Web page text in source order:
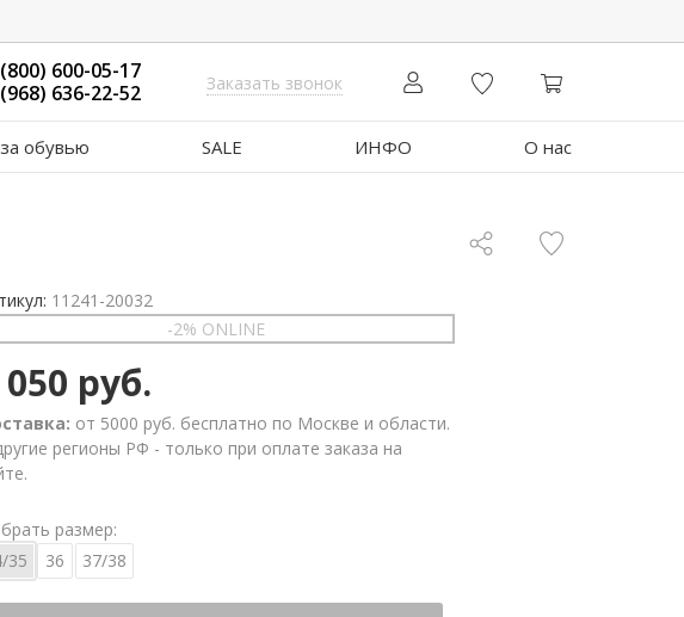
600-05-17
636-22-52
Заказать звонок
обувью SALE ИНФО О нас
11241-20032
-2% ONLINE
руб.
от 5000 руб. бесплатно по Москве и области.
регионы РФ - только при оплате заказа на
размер:
35
36 37/38